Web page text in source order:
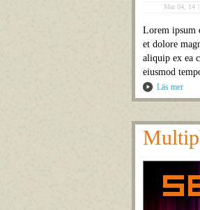
Mar 04, 14
Lorem ipsum
et dolore
aliquip ex ea
eiusmod
Läs mer